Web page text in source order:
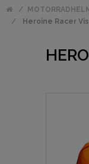
Heroine Racer